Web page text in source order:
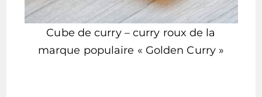
Cube de curry – curry roux de la
marque populaire « Golden Curry »